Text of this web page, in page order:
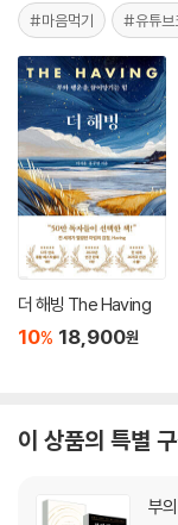
#마음먹기 #유튜브
더 해빙 The Having
10% 18,900원
이 상품의 특별
부